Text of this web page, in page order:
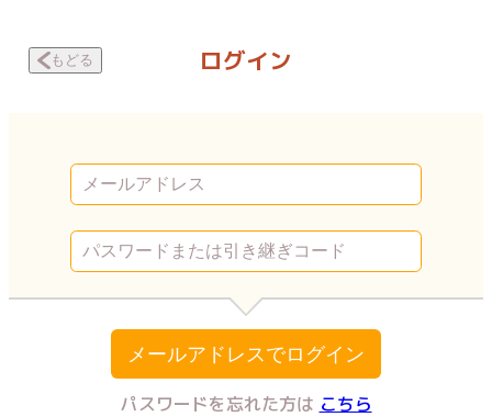
もどる ログイン
メールアドレスでログイン
パスワードを忘れた方は こちら